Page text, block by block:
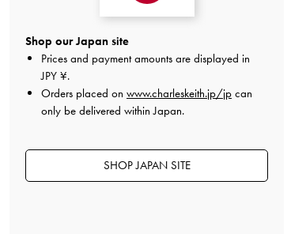
デザイン
とてもよかった
品質
と
Shop our Japan site
Prices and payment amounts are displayed in
JPY ¥.
Orders placed on www.charleskeith.jp/jp can
only be delivered within Japan.
SHOP JAPAN SITE